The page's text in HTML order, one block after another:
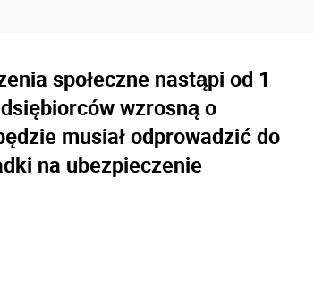
społeczne nastąpi od 1
wzrosną o
musiał odprowadzić do
na ubezpieczenie